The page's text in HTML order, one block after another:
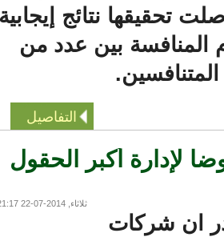
تحقيقها نتائج إيجابية،
بين عدد من
المتنافسين.
التفاصيل
أكبر الحقول
ثلاثاء, 2014-07-22 21:17
ان شركات